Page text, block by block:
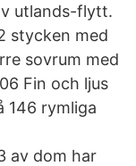
utlands-flytt.
stycken med
sovrum med
Fin och ljus
146 rymliga
av dom har